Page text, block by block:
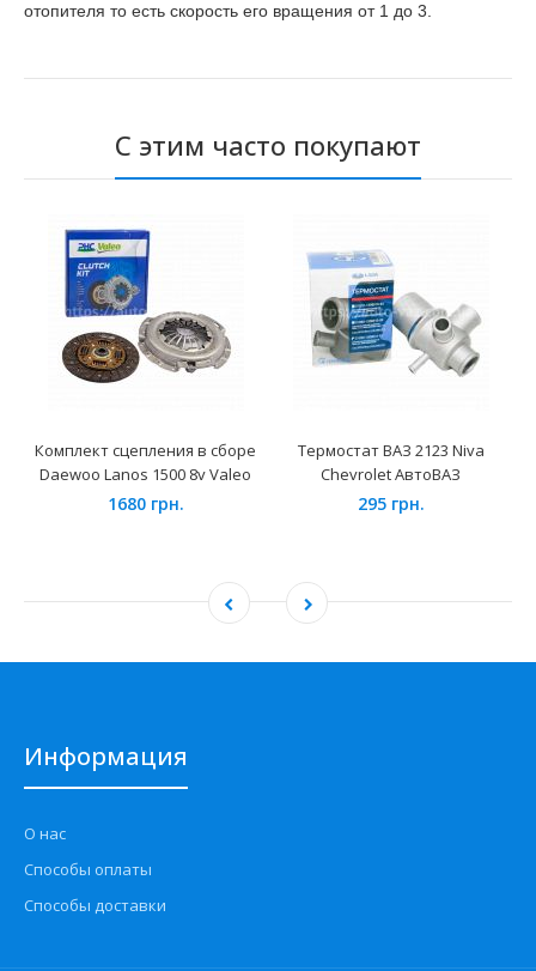
отопителя то есть скорость его вращения от 1 до 3.
С этим часто покупают
Комплект сцепления в сборе
Daewoo Lanos 1500 8v Valeo
1680 грн.
Термостат ВАЗ 2123 Niva
Chevrolet АвтоВАЗ
295 грн.
Информация
О нас
Способы оплаты
Способы доставки